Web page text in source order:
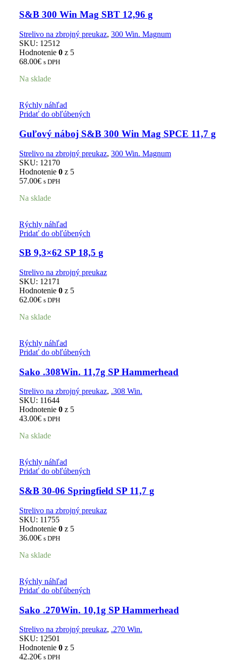
S&B 300 Win Mag SBT 12,96 g
Strelivo na zbrojný preukaz, 300 Win. Magnum
SKU: 12512
Hodnotenie 0 z 5
68.00€ s DPH
Na sklade
Rýchly náhľad
Pridať do obľúbených
Guľový náboj S&B 300 Win Mag SPCE 11,7 g
Strelivo na zbrojný preukaz, 300 Win. Magnum
SKU: 12170
Hodnotenie 0 z 5
57.00€ s DPH
Na sklade
Rýchly náhľad
Pridať do obľúbených
SB 9,3×62 SP 18,5 g
Strelivo na zbrojný preukaz
SKU: 12171
Hodnotenie 0 z 5
62.00€ s DPH
Na sklade
Rýchly náhľad
Pridať do obľúbených
Sako .308Win. 11,7g SP Hammerhead
Strelivo na zbrojný preukaz, .308 Win.
SKU: 11644
Hodnotenie 0 z 5
43.00€ s DPH
Na sklade
Rýchly náhľad
Pridať do obľúbených
S&B 30-06 Springfield SP 11,7 g
Strelivo na zbrojný preukaz
SKU: 11755
Hodnotenie 0 z 5
36.00€ s DPH
Na sklade
Rýchly náhľad
Pridať do obľúbených
Sako .270Win. 10,1g SP Hammerhead
Strelivo na zbrojný preukaz, .270 Win.
SKU: 12501
Hodnotenie 0 z 5
42.20€ s DPH